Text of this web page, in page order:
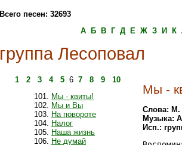
Всего песен: 32693
А
Б В Г Д Е Ж З И К
группа Лесоповал
1 2 3 4 5 6 7 8 9
10
Мы - квиты!
Мы и Вы
На повороте
Налог
Наша жизнь
Не думай
Мы -
Слова: М.
Музыка:
Исп.: